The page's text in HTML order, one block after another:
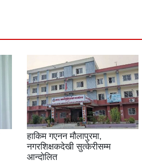
हाकिम गएनन मौलापुरमा,
नगरशिक्षकदेखी सुत्केरीसम्म
आन्दोलित